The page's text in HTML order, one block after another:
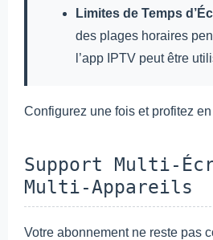
Limites de Temps
des plages horaires
l’app IPTV peut être
Configurez une fois et profitez
Support Multi-
Multi-Appareils
Votre abonnement ne reste pas